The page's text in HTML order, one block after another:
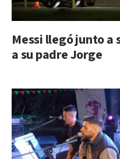
Messi llegó junto a
a su padre Jorge